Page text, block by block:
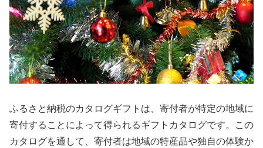
ふるさと納税のカタログギフトは、寄付者が特定の地域に
寄付することによって得られるギフトカタログです。この
カタログを通して、寄付者は地域の特産品や独自の体験か